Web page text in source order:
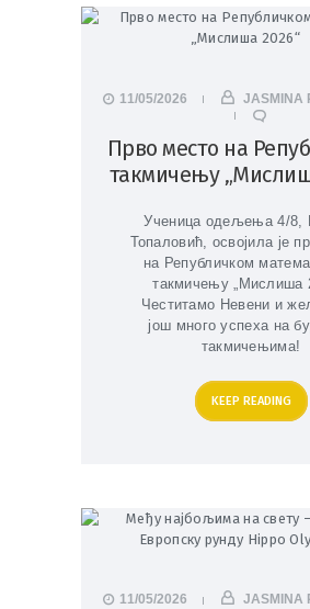
11/05/2026 JASMINA
Прво место на
такмичењу
Ученица одељења 4/8,
Топаловић, освојила је
на Републичком
такмичењу „Мислиша
Честитамо Невени и
још много успеха на
такмичењима!
KEEP READING
11/05/2026 JASMINA